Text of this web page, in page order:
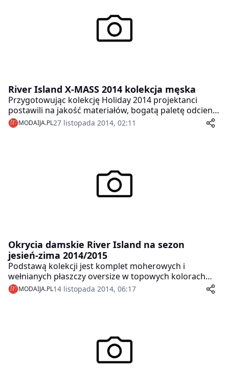
River Island X-MASS 2014 kolekcja męska
Przygotowując kolekcję Holiday 2014 projektanci
postawili na jakość materiałów, bogatą paletę odcieni
oraz funkcjonalność projektów. Połączenie
tradycyjnych wieczorowych stylizacji i akcesoriów z
MODAIJA.PL27 listopada 2014, 02:11
Okrycia damskie River Island na sezon
jesień-zima 2014/2015
Podstawą kolekcji jest komplet moherowych i
wełnianych płaszczy oversize w topowych kolorach
sezonu- m.in. pastelowym baby blue i liliowym. Ciężka,
mroczna alternatywa to długie do kostek płaszcze z
MODAIJA.PL14 listopada 2014, 06:17